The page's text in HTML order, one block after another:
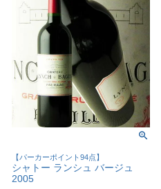
【パーカーポイント94点】
シャトー ランシュ バージュ
2005